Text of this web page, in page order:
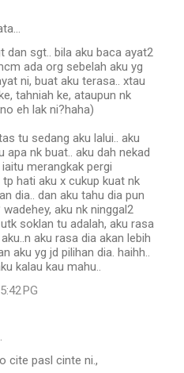
dan sgt.. bila aku baca ayat2
ada org sebelah aku yg
ni, buat aku terasa.. xtau
tahniah ke, ataupun nk
eh lak ni?haha)
tu sedang aku lalui.. aku
apa nk buat.. aku dah nekad
merangkak pergi
tp hati aku x cukup kuat nk
dia.. dan aku tahu dia pun
aku nk ninggal2
soklan tu adalah, aku rasa
aku rasa dia akan lebih
aku yg jd pilihan dia. haihh..
kalau kau mahu..
PG
cite pasl cinte ni.,